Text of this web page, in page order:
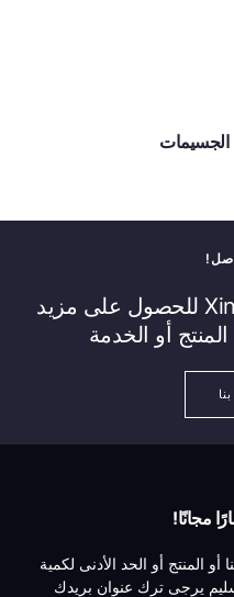
الجسيمات
لا تتردد في الاتصال بـ Xintao للحصول على مزيد
أو الخدمة
مجانًا!
المنتج أو الحد الأدنى لكمية
يرجى ترك عنوان بريدك